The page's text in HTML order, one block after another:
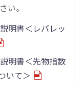
い。
明書＜レバレッ
明書＜先物指数
いて＞